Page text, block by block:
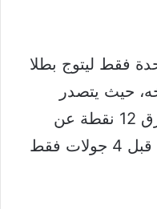
فقط ليتوج بطلا
في تاريخه، حيث يتصدر
الترتيب برصيد 79 نقطة، بفارق 12 نقطة عن
ارسنال صاحب المركز الثاني قبل 4 جولات فقط